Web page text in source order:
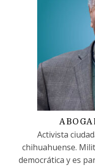
Activista
chihuahuense.
democrática y es